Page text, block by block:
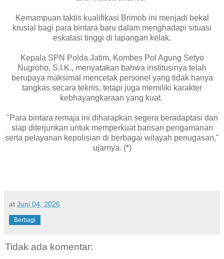
Kemampuan taktis kualifikasi Brimob ini menjadi bekal
krusial bagi para bintara baru dalam menghadapi situasi
eskalasi tinggi di lapangan kelak.
Kepala SPN Polda Jatim, Kombes Pol Agung Setyo
Nugroho, S.I.K., menyatakan bahwa institusinya telah
berupaya maksimal mencetak personel yang tidak hanya
tangkas secara teknis, tetapi juga memiliki karakter
kebhayangkaraan yang kuat.
"Para bintara remaja ini diharapkan segera beradaptasi dan
siap diterjunkan untuk memperkuat barisan pengamanan
serta pelayanan kepolisian di berbagai wilayah penugasan,"
ujarnya. (*)
at Juni 04, 2026
Berbagi
Tidak ada komentar: